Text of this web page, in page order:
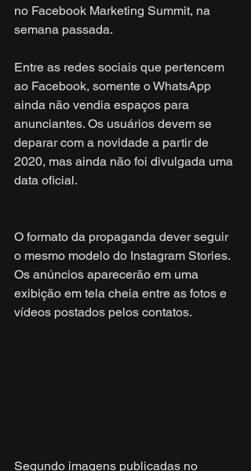
no Facebook Marketing Summit, na
semana passada.
Entre as redes sociais que pertencem
ao Facebook, somente o WhatsApp
ainda não vendia espaços para
anunciantes. Os usuários devem se
deparar com a novidade a partir de
2020, mas ainda não foi divulgada uma
data oficial.
O formato da propaganda dever seguir
o mesmo modelo do Instagram Stories.
Os anúncios aparecerão em uma
exibição em tela cheia entre as fotos e
vídeos postados pelos contatos.
Segundo imagens publicadas no